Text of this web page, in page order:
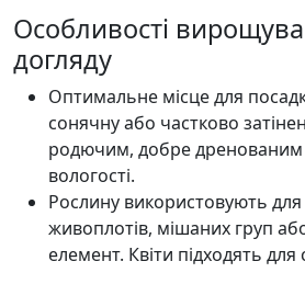
Особливості
догляду
Оптимальне місце для
сонячну або частково
родючим, добре дренованим
вологості.
Рослину використовують
живоплотів, мішаних груп
елемент. Квіти підходять